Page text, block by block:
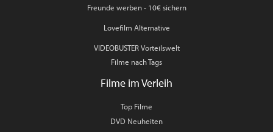
Freunde werben - 10€ sichern
Lovefilm Alternative
VIDEOBUSTER Vorteilswelt
Filme nach Tags
Filme im Verleih
Top Filme
DVD Neuheiten